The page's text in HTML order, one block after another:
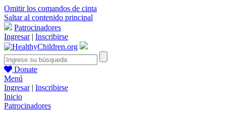
Omitir los comandos de cinta
Saltar al contenido principal
Patrocinadores
Ingresar| Inscribirse
Donate
Menú
Ingresar| Inscribirse
Inicio
Patrocinadores